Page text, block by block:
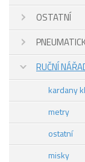
OSTATNÍ
RUČNÍ
kardany
metry
ostatní
misky